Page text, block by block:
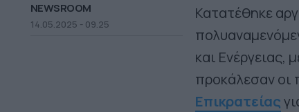
NEWSROOM
14.05.2025 - 09.25
Κατατέθηκε
και Ενέργειας,
προκάλεσαν
Επικρατείας